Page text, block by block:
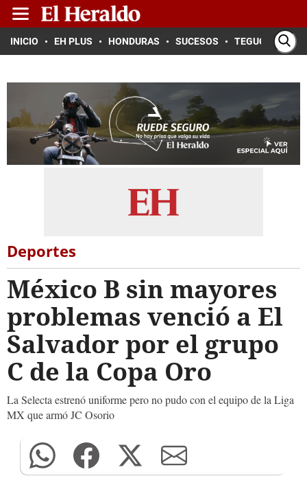
INICIO EH PLUS HONDURAS SUCESOS TEGUCIGALPA
Deportes
México B sin mayores
problemas venció a El
Salvador por el grupo
C de la Copa Oro
La Selecta estrenó uniforme pero no pudo con el equipo de la Liga
MX que armó JC Osorio